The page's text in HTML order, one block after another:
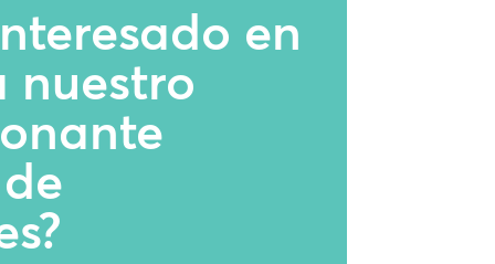
en
nuestro